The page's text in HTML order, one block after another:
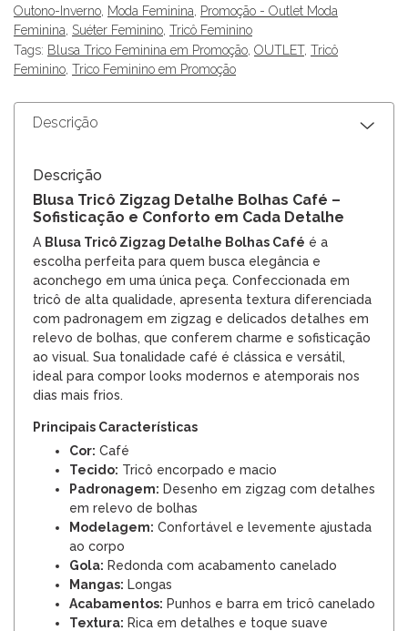
Outono-Inverno, Moda Feminina, Promoção - Outlet Moda
Feminina, Suéter Feminino, Tricô Feminino
Tags: Blusa Trico Feminina em Promoção, OUTLET, Tricô
Feminino, Trico Feminino em Promoção
Descrição
Descrição
Blusa Tricô Zigzag Detalhe Bolhas Café –
Sofisticação e Conforto em Cada Detalhe
A Blusa Tricô Zigzag Detalhe Bolhas Café é a
escolha perfeita para quem busca elegância e
aconchego em uma única peça. Confeccionada em
tricô de alta qualidade, apresenta textura diferenciada
com padronagem em zigzag e delicados detalhes em
relevo de bolhas, que conferem charme e sofisticação
ao visual. Sua tonalidade café é clássica e versátil,
ideal para compor looks modernos e atemporais nos
dias mais frios.
Principais Características
Cor: Café
Tecido: Tricô encorpado e macio
Padronagem: Desenho em zigzag com detalhes
em relevo de bolhas
Modelagem: Confortável e levemente ajustada
ao corpo
Gola: Redonda com acabamento canelado
Mangas: Longas
Acabamentos: Punhos e barra em tricô canelado
Textura: Rica em detalhes e toque suave